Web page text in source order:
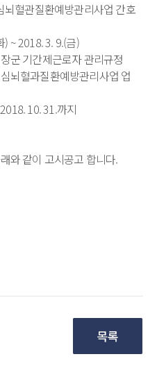
뇌혈관질환예방관리사업 간호
~ 2018. 3. 9.(금)
군 기간제근로자 관리규정
뇌혈과질환예방관리사업 업
10. 31.까지
와 같이 고시공고 합니다.